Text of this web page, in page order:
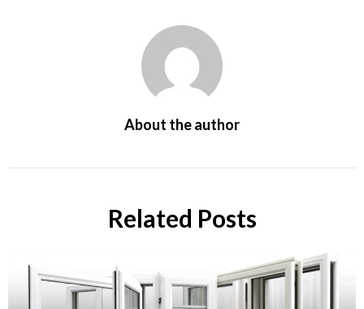
About the author
Related Posts